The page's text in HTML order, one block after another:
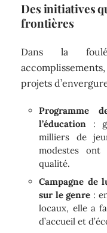
Des initiatives
frontières
Dans la
projets
Programme
l’éducation :
milliers de
modestes
qualité.
Campagne de
sur le genre :
locaux, elle a
d’accueil et